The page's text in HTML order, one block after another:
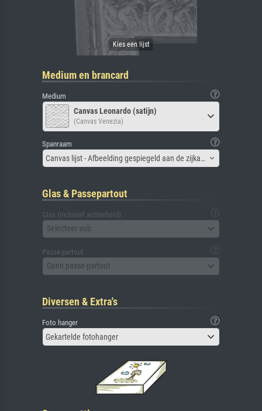
Medium en brancard
Medium
Canvas Leonardo (satijn)
(Canvas Venezia)
Spanraam
Canvas lijst - Afbeelding gespiegeld aan de zijkant
Glas & Passepartout
Glas (inclusief achterbord)
Selecteer aub
Passe-partout
Geen passe-partout
Diversen & Extra's
Foto hanger
Gekartelde fotohanger